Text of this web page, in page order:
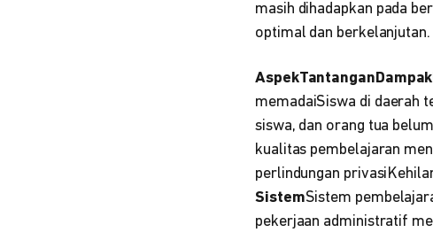
masih dihadapkan pada
optimal dan berkelanjutan.
memadaiSiswa di daerah
siswa, dan orang tua
kualitas pembelajaran
perlindungan
SistemSistem
pekerjaan administratif